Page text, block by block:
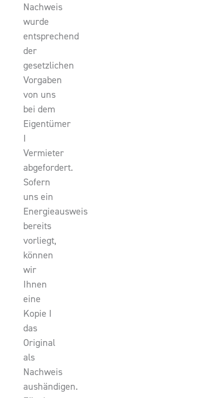
Nachweis
wurde
entsprechend
der
gesetzlichen
Vorgaben
von uns
bei dem
Eigentümer
I
Vermieter
abgefordert.
Sofern
uns ein
Energieausweis
bereits
vorliegt,
können
wir
Ihnen
eine
Kopie I
das
Original
als
Nachweis
aushändigen.